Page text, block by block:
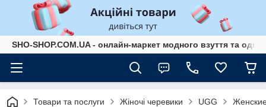
SHO-SHOP.COM.UA - онлайн-маркет модного взуття та
Товари та послуги Жіночі черевики UGG